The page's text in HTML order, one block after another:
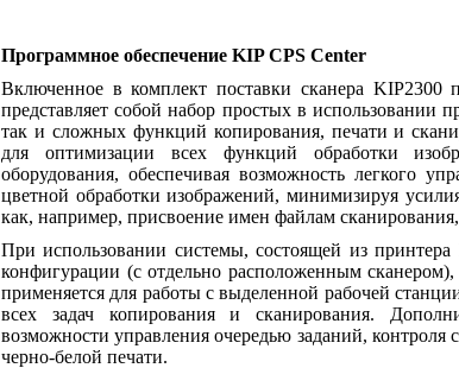
Программное обеспечение KIP CPS Center
Включенное в комплект поставки сканера KIP2300
представляет собой набор простых в
так и сложных функций копирования, печати и
для оптимизации всех функций обработки
оборудования, обеспечивая возможность легкого
цветной обработки изображений, минимизируя
как, например, присвоение имен файлам
При использовании системы, состоящей из принтера
конфигурации (с отдельно расположенным
применяется для работы с выделенной рабочей
всех задач копирования и сканирования.
возможности управления очередью заданий,
черно-белой печати.